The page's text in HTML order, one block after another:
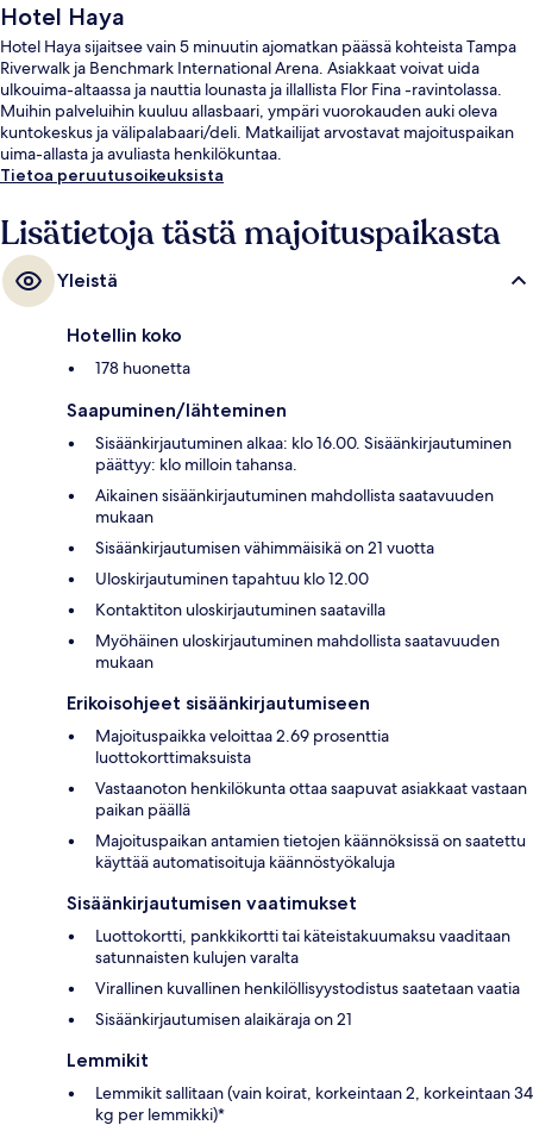
Hotel Haya
Hotel Haya sijaitsee vain 5 minuutin ajomatkan päässä kohteista Tampa
Riverwalk ja Benchmark International Arena. Asiakkaat voivat uida
ulkouima-altaassa ja nauttia lounasta ja illallista Flor Fina -ravintolassa.
Muihin palveluihin kuuluu allasbaari, ympäri vuorokauden auki oleva
kuntokeskus ja välipalabaari/deli. Matkailijat arvostavat majoituspaikan
uima-allasta ja avuliasta henkilökuntaa.
Tietoa peruutusoikeuksista
Lisätietoja tästä majoituspaikasta
Yleistä
Hotellin koko
178 huonetta
Saapuminen/lähteminen
Sisäänkirjautuminen alkaa: klo 16.00. Sisäänkirjautuminen
päättyy: klo milloin tahansa.
Aikainen sisäänkirjautuminen mahdollista saatavuuden
mukaan
Sisäänkirjautumisen vähimmäisikä on 21 vuotta
Uloskirjautuminen tapahtuu klo 12.00
Kontaktiton uloskirjautuminen saatavilla
Myöhäinen uloskirjautuminen mahdollista saatavuuden
mukaan
Erikoisohjeet sisäänkirjautumiseen
Majoituspaikka veloittaa 2.69 prosenttia
luottokorttimaksuista
Vastaanoton henkilökunta ottaa saapuvat asiakkaat vastaan
paikan päällä
Majoituspaikan antamien tietojen käännöksissä on saatettu
käyttää automatisoituja käännöstyökaluja
Sisäänkirjautumisen vaatimukset
Luottokortti, pankkikortti tai käteistakuumaksu vaaditaan
satunnaisten kulujen varalta
Virallinen kuvallinen henkilöllisyystodistus saatetaan vaatia
Sisäänkirjautumisen alaikäraja on 21
Lemmikit
Lemmikit sallitaan (vain koirat, korkeintaan 2, korkeintaan 34
kg per lemmikki)*